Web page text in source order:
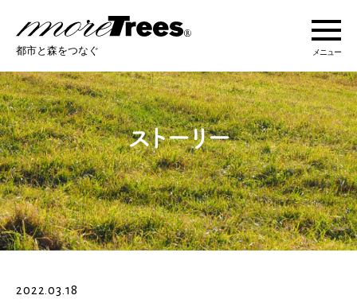
more trees
都市と森をつなぐ メニュー
more treesについて
活動紹介
活動地域
ストーリー
2022.03.18